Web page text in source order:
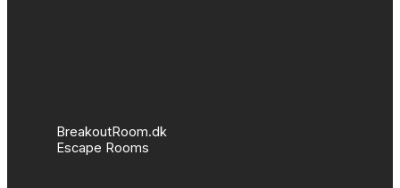
BreakoutRoom.dk
Escape Rooms